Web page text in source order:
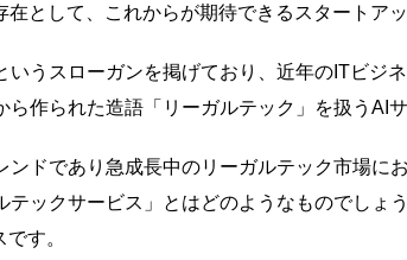
として、これからが期待できるスタートアッ
いうスローガンを掲げており、近年のITビジ
ら作られた造語「リーガルテック」を扱うAI
ンドであり急成長中のリーガルテック市場に
ックサービス」とはどのようなものでしょ
す。